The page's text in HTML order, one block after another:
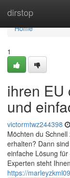
dirstop
Home
Home
1
ihren EU
und
victormtwz244398
Möchten du
erhalten? Dann
einfache Lösung
Experten steht
https://